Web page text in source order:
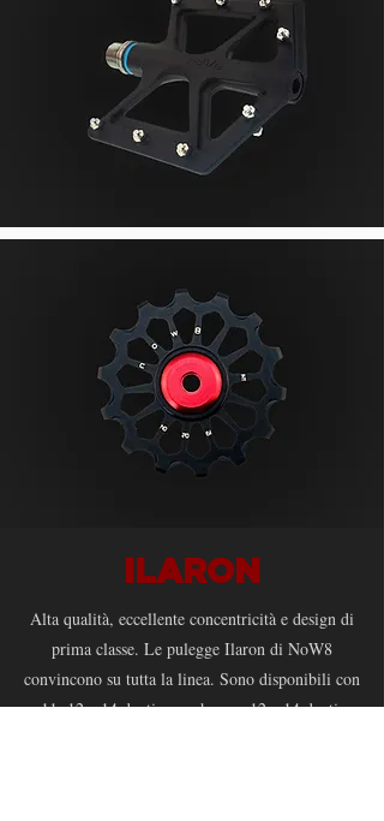
ILARON
Alta qualità, eccellente concentricità e design di
prima classe. Le pulegge Ilaron di NoW8
convincono su tutta la linea. Sono disponibili con
11, 12 e 14 denti, e anche con 12 e 14 denti